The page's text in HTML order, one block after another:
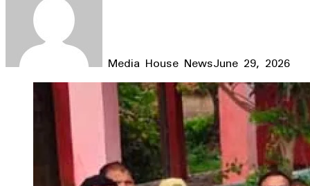
Media House NewsJune 29, 2026
Facebook
LinkedIn
WhatsApp
Telegram